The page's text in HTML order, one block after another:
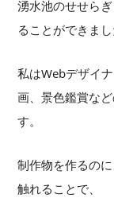
湧水池のせせら
ることができま
私はWebデザイ
画、景色鑑賞な
す。
制作物を作るの
触れることで、